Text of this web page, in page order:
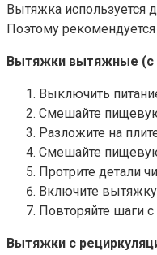
Вытяжка используется
Поэтому
Вытяжки вытяжные (с
Выключить
Смешайте пищевую
Разложите на
Смешайте пищевую
Протрите детали
Включите
Повторяйте шаги
Вытяжки с